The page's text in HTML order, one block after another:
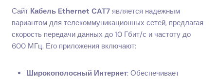
Сайт Кабель Ethernet CAT7 является надежным
вариантом для телекоммуникационных сетей, предлагая
скорость передачи данных до 10 Гбит/с и частоту до
600 МГц. Его приложения включают:
Широкополосный Интернет: Обеспечивает